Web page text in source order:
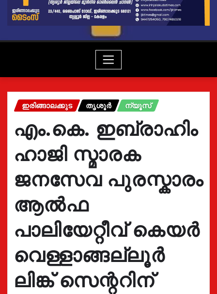
ഇരിങ്ങാലക്കുട തൃശൂർ ന്യൂസ്
എം.കെ. ഇബ്രാഹിം
ഹാജി സ്മാരക
ജനസേവ പുരസ്കാരം
ആല്‍ഫ
പാലിയേറ്റീവ് കെയര്‍
വെള്ളാങ്ങല്ലൂര്‍
ലിങ്ക് സെന്ററിന്